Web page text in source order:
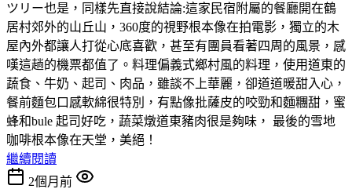
ツリー也是，同樣先直接說結論:這家民宿附屬的餐廳開在鶴
居村郊外的山丘山，360度的視野根本像在拍電影，獨立的木
屋內外都讓人打從心底喜歡，甚至有團員看著四周的風景，感
嘆這趟的機票都值了。料理偏義式鄉村風的料理，使用道東的
蔬食、牛奶、起司、肉品，雖談不上華麗，卻道道暖甜入心，
餐前麵包口感軟綿很特別，有點像批薩皮的咬勁和麵糰甜，蜜
蜂和bule 起司好吃，蔬菜燉道東豬肉很是夠味， 最後的雪地
咖啡根本像在天堂，美絕！
繼續閱讀
2個月前